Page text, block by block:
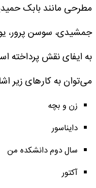
مطرحی مانند بابک
جمشیدی، سوسن پرور،
به ایفای نقش پرداخته
می‌توان به کارهای زیر
زن و بچه
دایناسور
سال دوم دانشکده من
آکتور